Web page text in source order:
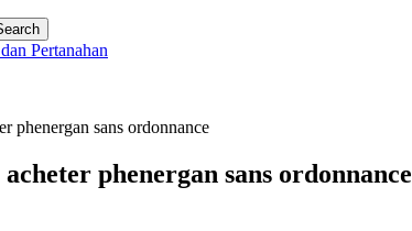
Pertanahan
phenergan sans ordonnance
phenergan sans ordonnance